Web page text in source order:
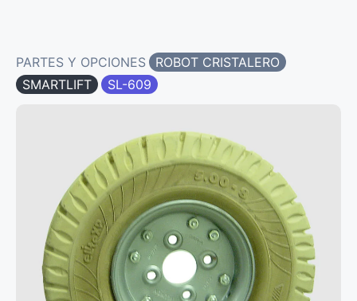
PARTES Y OPCIONES
ROBOT CRISTALERO
SMARTLIFT
SL-609